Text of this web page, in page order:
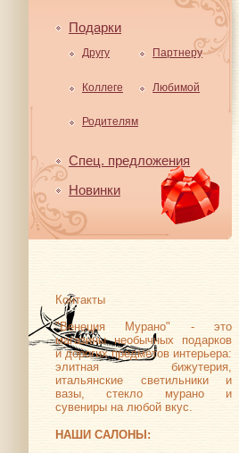
Подарки
Другу Партнеру
Коллеге Любимой
Родителям
Спец. предложения
Новинки
Контакты
"Венеция Мурано" - это
магазины необычных подарков
и дорогих предметов интерьера:
элитная бижутерия,
итальянские светильники и
вазы, стекло мурано и
сувениры на любой вкус.
НАШИ САЛОНЫ: